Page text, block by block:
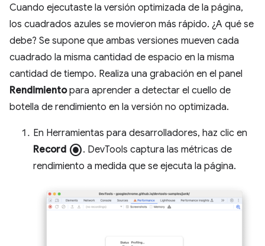
Cuando ejecutaste la versión optimizada de la página,
los cuadrados azules se movieron más rápido. ¿A qué se
debe? Se supone que ambas versiones mueven cada
cuadrado la misma cantidad de espacio en la misma
cantidad de tiempo. Realiza una grabación en el panel
Rendimientopara aprender a detectar el cuello de
botella de rendimiento en la versión no optimizada.
En Herramientas para desarrolladores, haz clic en
Record radio_button_checked. DevTools captura las métricas de
rendimiento a medida que se ejecuta la página.